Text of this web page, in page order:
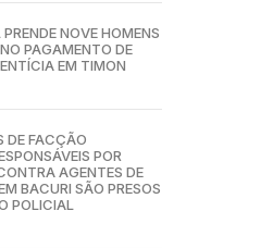
NOVE HOMENS
PAGAMENTO DE
EM TIMON
DE FACÇÃO
POR
AGENTES DE
BACURI SÃO PRESOS
POLICIAL